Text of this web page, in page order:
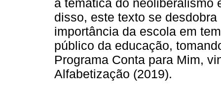
a temática do neoliberalismo
disso, este texto se
importância da escola em
público da educação,
Programa Conta para Mim,
Alfabetização (2019).